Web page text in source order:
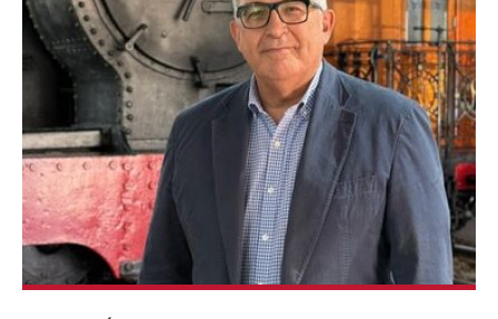
con un total de 22 miembros “comprometida,
independiente y con experiencia”, integrada por
ingenieros de diferentes ámbitos de la Ingeniería. Su
prioridad será “articular una defensa firme y urgente
de la profesión” y convertirse en un “referente técnico
al servicio de la sociedad” en los grandes debates
sobre el agua, las infraestructuras, la movilidad, las
costas, la energía y el desarrollo territorial.